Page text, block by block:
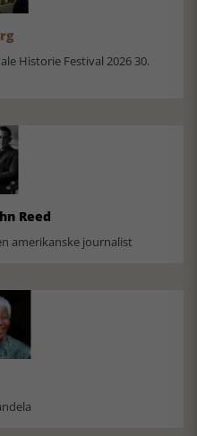
Historie Festival 2026 30.
Reed
amerikanske journalist